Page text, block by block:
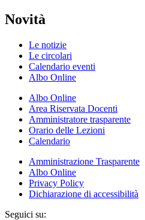
Novità
Le notizie
Le circolari
Calendario eventi
Albo Online
Albo Online
Area Riservata Docenti
Amministratore trasparente
Orario delle Lezioni
Calendario
Amministrazione Trasparente
Albo Online
Privacy Policy
Dichiarazione di accessibilità
Seguici su: